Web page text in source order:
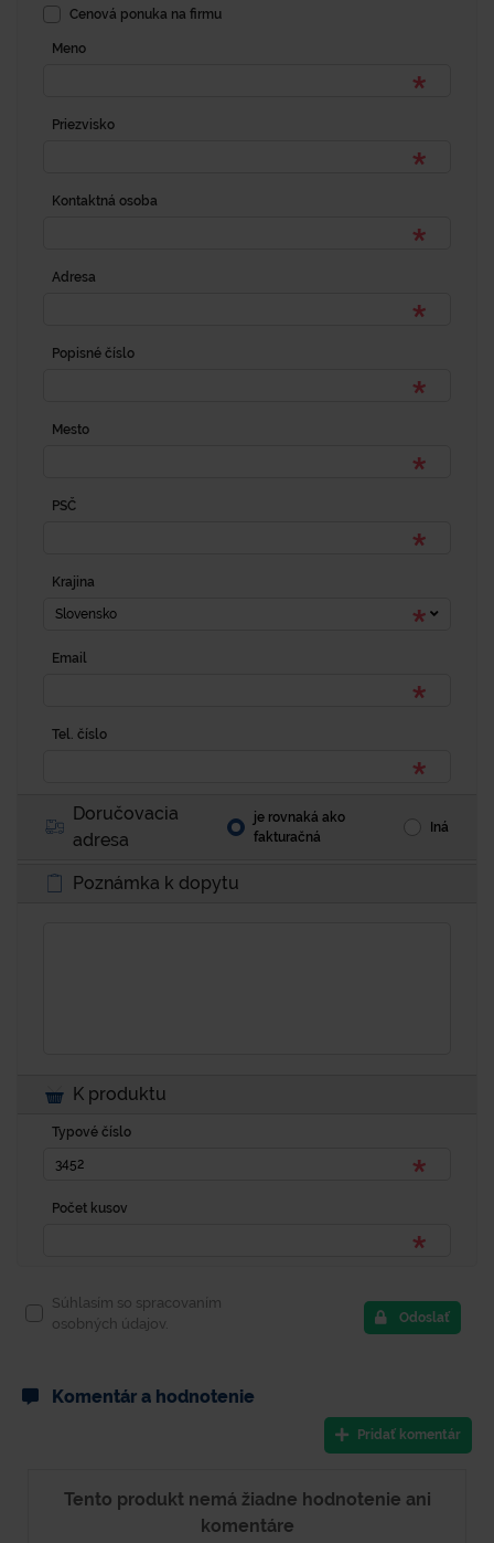
Cenová ponuka na firmu
Meno
Priezvisko
Kontaktná osoba
Adresa
Popisné číslo
Mesto
PSČ
Krajina
Slovensko
Email
Tel. číslo
Doručovacia
adresa
je rovnaká ako
fakturačná
Iná
Poznámka k dopytu
K produktu
Typové číslo
Počet kusov
Súhlasím so spracovaním
osobných údajov.
Odoslať
Komentár a hodnotenie
Pridať komentár
Tento produkt nemá žiadne hodnotenie ani
komentáre